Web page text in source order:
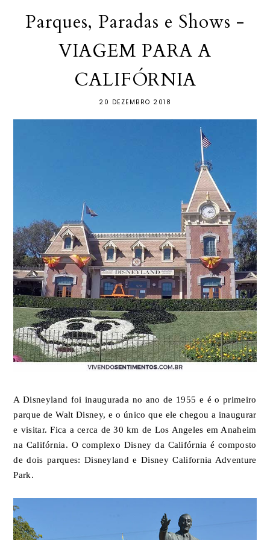
Parques, Paradas e Shows -
VIAGEM PARA A
CALIFÓRNIA
20 DEZEMBRO 2018
A Disneyland foi inaugurada no ano de 1955 e é o primeiro
parque de Walt Disney, e o único que ele chegou a inaugurar
e visitar. Fica a cerca de 30 km de Los Angeles em Anaheim
na Califórnia. O complexo Disney da Califórnia é composto
de dois parques: Disneyland e Disney California Adventure
Park.